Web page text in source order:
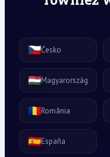
🇨🇿Česko
🇭🇺Magyarország
🇷🇴România
🇪🇸España